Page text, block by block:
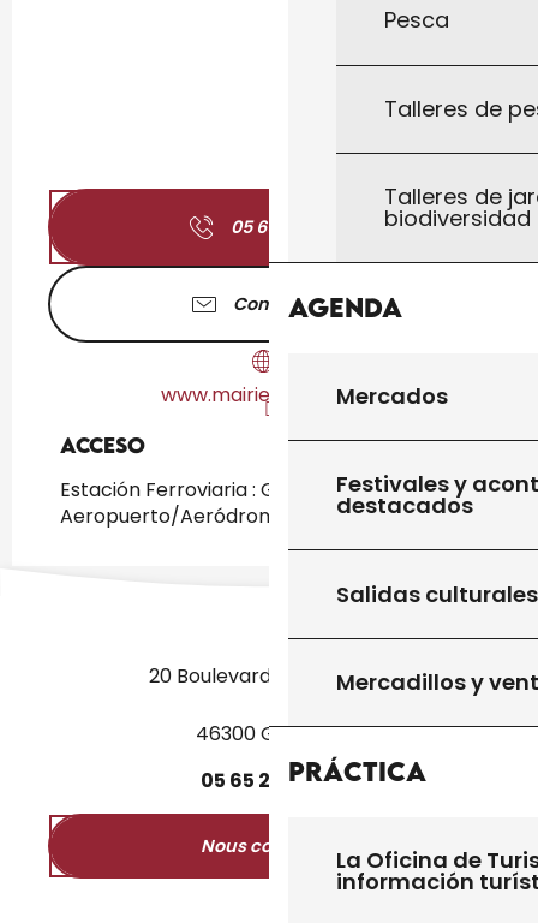
Pesca
Talleres de
Talleres de
biodiversidad
Agenda
Mercados
Festivales y
destacados
Salidas culturales
Mercadillos y
Práctica
La Oficina de
información
05 65 41 51
Contáctenos
www.mairiedesalviac.fr
Acceso
Acceso
Estación Ferroviaria : Gourdon a 14km
Aeropuerto/Aeródromo : Toulouse a 150km
20 Boulevard des Martyrs
46300 Gourdon
05 65 27 5250
Nous contacter